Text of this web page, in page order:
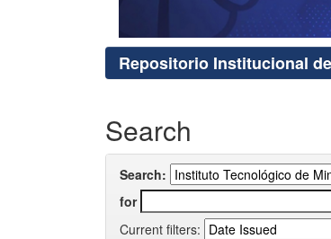
Repositorio Institucional
Search
Search:
for
Current filters: